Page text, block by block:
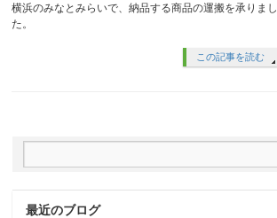
横浜のみなとみらいで、納品する商品の運搬を承りまし
た。
この記事を読む
最近のブログ